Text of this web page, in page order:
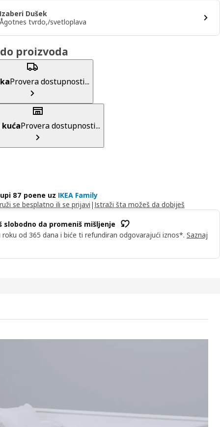
Izaberi Dušek
Ågotnes tvrdo,/svetloplava
proizvoda
Provera dostupnosti...
kućaProvera dostupnosti...
87 poene uz IKEA Family
se besplatno ili se prijavi | Istraži šta možeš da dobiješ
slobodno da promeniš mišljenje
roku od 365 dana i biće ti refundiran odgovarajući iznos*. Saznaj
Dnevni krevet s 3 fioke/2 dušeka, bela/Ågotnes tvrdo,, 80x200